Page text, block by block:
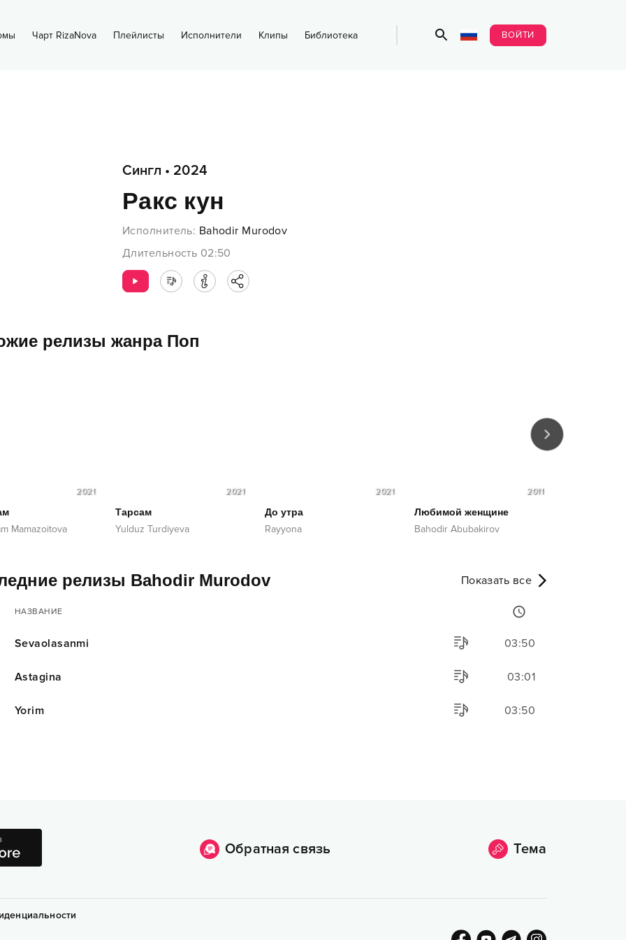
Чарт RizaNova Плейлисты Исполнители Клипы Библиотека ВОЙТИ
Сингл • 2024
Ракс кун
Исполнитель: Bahodir Murodov
Длительность 02:50
релизы жанра Поп
2021
Mamazoitova
2021
Тарсам
Yulduz Turdiyeva
2021
До утра
Rayyona
2011
Любимой женщине
Bahodir Abubakirov
релизы Bahodir Murodov Показать все
НАЗВАНИЕ
Sevaolasanmi 03:50
Astagina 03:01
Yorim 03:50
Обратная связь Тема